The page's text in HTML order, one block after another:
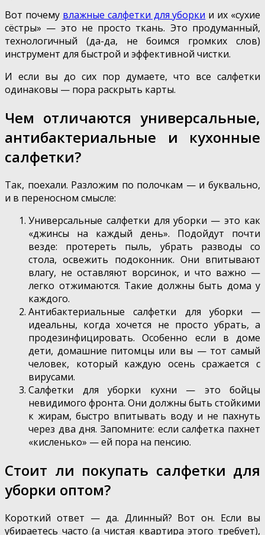
Вот почему влажные салфетки для уборки и их «сухие
сёстры» — это не просто ткань. Это продуманный,
технологичный (да-да, не боимся громких слов)
инструмент для быстрой и эффективной чистки.
И если вы до сих пор думаете, что все салфетки
одинаковы — пора раскрыть карты.
Чем отличаются универсальные,
антибактериальные и кухонные
салфетки?
Так, поехали. Разложим по полочкам — и буквально,
и в переносном смысле:
Универсальные салфетки для уборки — это как
«джинсы на каждый день». Подойдут почти
везде: протереть пыль, убрать разводы со
стола, освежить подоконник. Они впитывают
влагу, не оставляют ворсинок, и что важно —
легко отжимаются. Такие должны быть дома у
каждого.
Антибактериальные салфетки для уборки —
идеальны, когда хочется не просто убрать, а
продезинфицировать. Особенно если в доме
дети, домашние питомцы или вы — тот самый
человек, который каждую осень сражается с
вирусами.
Салфетки для уборки кухни — это бойцы
невидимого фронта. Они должны быть стойкими
к жирам, быстро впитывать воду и не пахнуть
через два дня. Запомните: если салфетка пахнет
«кисленько» — ей пора на пенсию.
Стоит ли покупать салфетки для
уборки оптом?
Короткий ответ — да. Длинный? Вот он. Если вы
убираетесь часто (а чистая квартира этого требует),